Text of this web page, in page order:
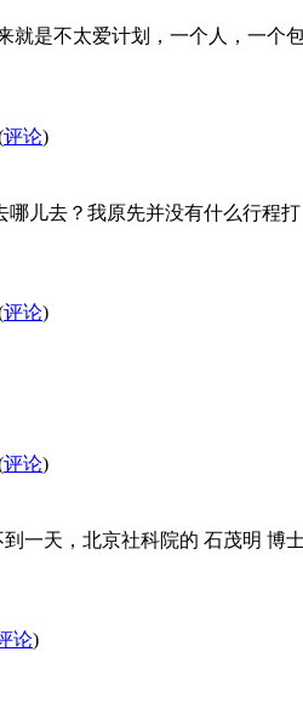
不太爱计划，一个人，一个包
评论)
儿去？我原先并没有什么行程打
评论)
评论)
一天，北京社科院的 石茂明 博
论)